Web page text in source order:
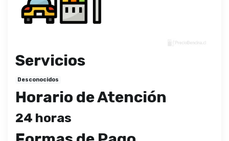
Servicios
Desconocidos
Horario de Atención
24 horas